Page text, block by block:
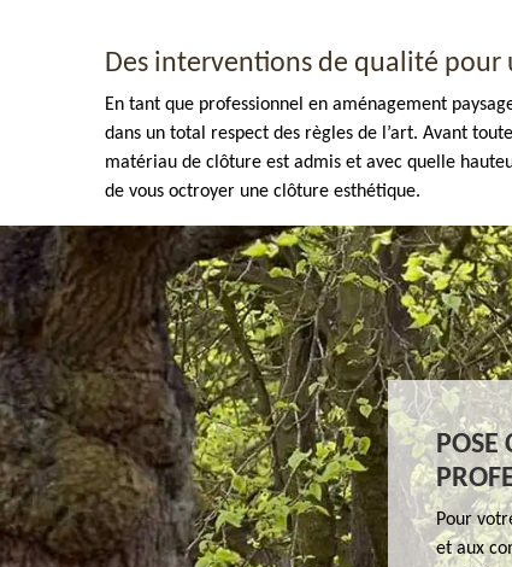
Enlèvement de tout végétaux 77
Des interventions de qualité pour
En tant que professionnel en aménagement
dans un total respect des règles de l’art. Avant
matériau de clôture est admis et avec quelle
de vous octroyer une clôture esthétique.
POSE
Pour
et aux